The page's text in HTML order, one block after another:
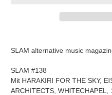
Warenkorb
hinzugefügt
SLAM alternative music
SLAM #138
Mit HARAKIRI FOR THE SKY,
ARCHITECTS, WHITECHAPEL,